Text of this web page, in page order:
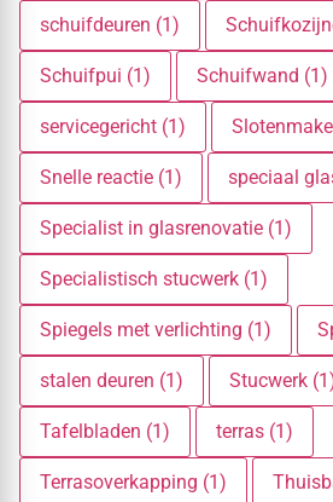
schuifdeuren (1)
Schuifpui (1) Schuifwand (1)
servicegericht (1)
Snelle reactie (1) speciaal
Specialist in glasrenovatie (1)
Specialistisch stucwerk (1)
Spiegels met verlichting (1)
stalen deuren (1) Stucwerk
Tafelbladen (1) terras (1)
Terrasoverkapping (1)